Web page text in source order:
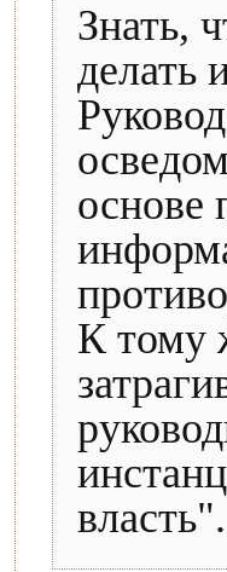
Знать,
делать
основе
К тому
власть".